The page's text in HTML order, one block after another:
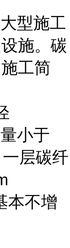
型施工
施。碳
工简
小于
一层碳纤
本不增